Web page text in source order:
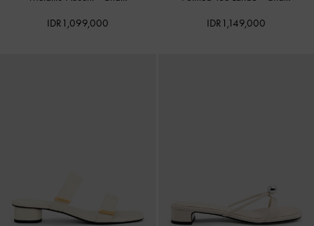
IDR1,099,000 IDR1,149,000